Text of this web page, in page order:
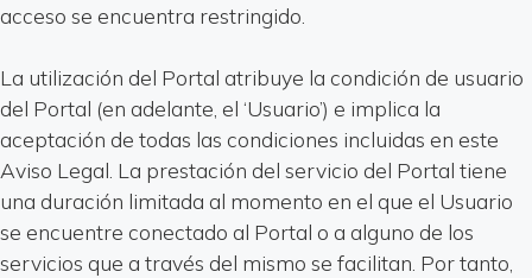
acceso se encuentra restringido.
La utilización del Portal atribuye la condición de usuario
del Portal (en adelante, el ‘Usuario’) e implica la
aceptación de todas las condiciones incluidas en este
Aviso Legal. La prestación del servicio del Portal tiene
una duración limitada al momento en el que el Usuario
se encuentre conectado al Portal o a alguno de los
servicios que a través del mismo se facilitan. Por tanto,